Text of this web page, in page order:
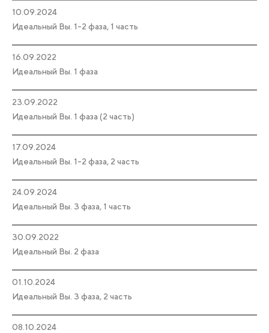
10.09.2024
Идеальный Вы. 1-2 фаза, 1 часть
16.09.2022
Идеальный Вы. 1 фаза
23.09.2022
Идеальный Вы. 1 фаза (2 часть)
17.09.2024
Идеальный Вы. 1-2 фаза, 2 часть
24.09.2024
Идеальный Вы. 3 фаза, 1 часть
30.09.2022
Идеальный Вы. 2 фаза
01.10.2024
Идеальный Вы. 3 фаза, 2 часть
08.10.2024